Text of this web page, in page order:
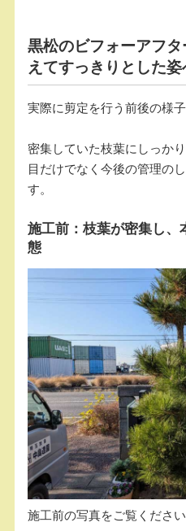
黒松のビフォーアフ
えてすっきりとした姿
実際に剪定を行う前後の様
密集していた枝葉にしっか
目だけでなく今後の管理の
す。
施工前：枝葉が密集し、
態
施工前の写真をご覧ください